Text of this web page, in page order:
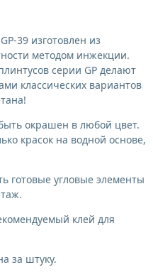
39 изготовлен из
методом инжекции.
серии GP делают
классических вариантов
окрашен в любой цвет.
красок на водной основе,
готовые угловые элементы
клей для
за штуку.